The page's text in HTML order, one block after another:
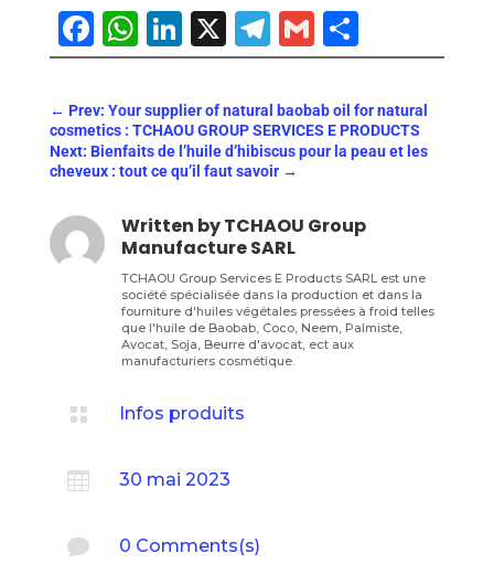
Facebook
WhatsApp
LinkedIn
X Telegram
Gmail
← Prev: Your supplier of natural baobab oil for natural
cosmetics : TCHAOU GROUP SERVICES E PRODUCTS
Next: Bienfaits de l’huile d’hibiscus pour la peau et les
cheveux : tout ce qu’il faut savoir→
Written byTCHAOU Group
Manufacture SARL
TCHAOU Group Services E Products SARL est une
société spécialisée dans la production et dans la
fourniture d'huiles végétales pressées à froid telles
que l'huile de Baobab, Coco, Neem, Palmiste,
Avocat, Soja, Beurre d'avocat, ect aux
manufacturiers cosmétique.
 Infos produits
 30 mai 2023
 0 Comments(s)